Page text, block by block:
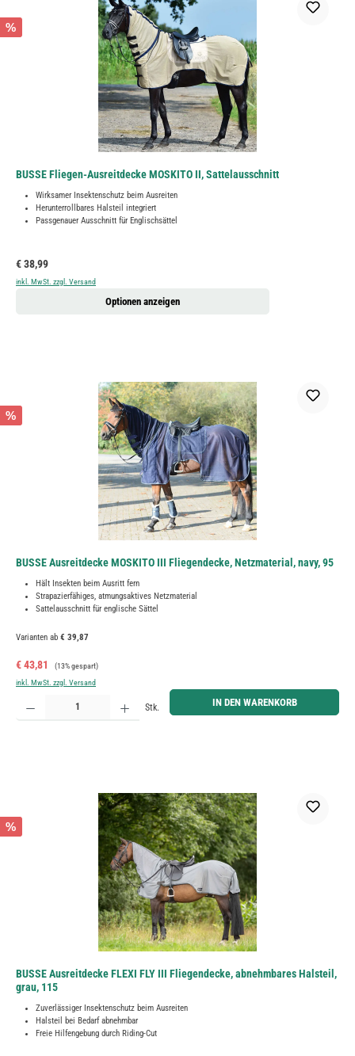
%
BUSSE Fliegen-Ausreitdecke MOSKITO II, Sattelausschnitt
Wirksamer Insektenschutz beim Ausreiten
Herunterrollbares Halsteil integriert
Passgenauer Ausschnitt für Englischsättel
Regulärer Preis:
€ 38,99
inkl. MwSt. zzgl. Versand
Optionen anzeigen
%
BUSSE Ausreitdecke MOSKITO III Fliegendecke, Netzmaterial, navy, 95
Hält Insekten beim Ausritt fern
Strapazierfähiges, atmungsaktives Netzmaterial
Sattelausschnitt für englische Sättel
Varianten ab € 39,87
Verkaufspreis:
€ 43,81 Regulärer Preis:
(13% gespart)
inkl. MwSt. zzgl. Versand
Produkt Anzahl: Gib den gewünschten Wert ein oder benutze die Schaltflächen um die Anzahl zu
Stk. IN DEN WARENKORB
%
BUSSE Ausreitdecke FLEXI FLY III Fliegendecke, abnehmbares Halsteil,
grau, 115
Zuverlässiger Insektenschutz beim Ausreiten
Halsteil bei Bedarf abnehmbar
Freie Hilfengebung durch Riding-Cut